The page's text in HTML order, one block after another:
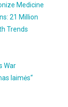
Medicine
21 Million
Trends
War
laimės“